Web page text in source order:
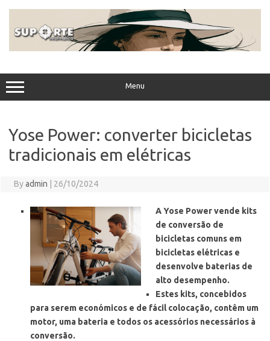
Menu
Yose Power: converter bicicletas
tradicionais em elétricas
Byadmin 26/10/2024
A Yose Power vende kits
de conversão de
bicicletas comuns em
bicicletas elétricas e
desenvolve baterias de
alto desempenho.
Estes kits, concebidos
para serem económicos e de fácil colocação, contêm um
motor, uma bateria e todos os acessórios necessários à
conversão.